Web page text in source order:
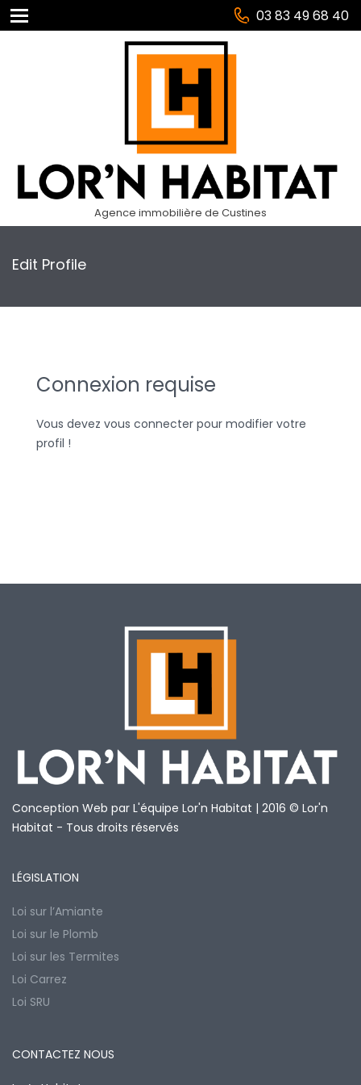
03 83 49 68 40
Agence immobilière de Custines
Edit Profile
Connexion requise
Vous devez vous connecter pour modifier votre
profil !
Conception Web par L'équipe Lor'n Habitat | 2016 © Lor'n
Habitat - Tous droits réservés
LÉGISLATION
Loi sur l’Amiante
Loi sur le Plomb
Loi sur les Termites
Loi Carrez
Loi SRU
CONTACTEZ NOUS